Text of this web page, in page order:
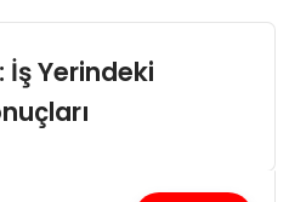
İş Yerindeki